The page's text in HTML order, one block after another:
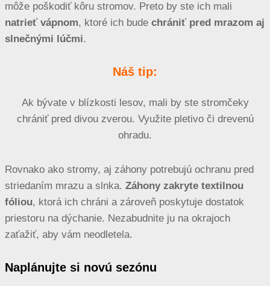
môže poškodiť kôru stromov. Preto by ste ich mali
natrieť vápnom, ktoré ich bude chrániť pred mrazom aj
slnečnými lúčmi.
Náš tip:
Ak bývate v blízkosti lesov, mali by ste stromčeky
chrániť pred divou zverou. Využite pletivo či drevenú
ohradu.
Rovnako ako stromy, aj záhony potrebujú ochranu pred
striedaním mrazu a slnka. Záhony zakryte textilnou
fóliou, ktorá ich chráni a zároveň poskytuje dostatok
priestoru na dýchanie. Nezabudnite ju na okrajoch
zaťažiť, aby vám neodletela.
Naplánujte si novú sezónu